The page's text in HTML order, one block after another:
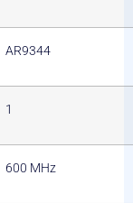
AR9344
1
600 MHz